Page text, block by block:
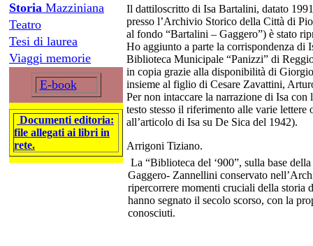
Storia Mazziniana
Teatro
Tesi di laurea
Viaggi memorie
E-book
Documenti editoria:
file allegati ai libri in
rete.
Il dattiloscritto di Isa Bartalini, datato
presso l’Archivio Storico della Città di
al fondo “Bartalini – Gaggero”) è stato
Ho aggiunto a parte la corrispondenza di
Biblioteca Municipale “Panizzi” di
in copia grazie alla disponibilità di
insieme al figlio di Cesare Zavattini,
Per non intaccare la narrazione di Isa
testo stesso il riferimento alle varie
all’articolo di Isa su De Sica del 1942).
Arrigoni Tiziano.
La “Biblioteca del ‘900”, sulla base
Gaggero- Zannellini conservato
ripercorrere momenti cruciali della storia
hanno segnato il secolo scorso, con la
conosciuti.